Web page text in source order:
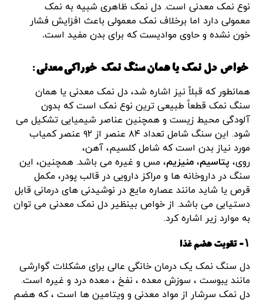
نوع نمک معدنی است. دل نمک ظاهری شبیه به نمک
معمولی دارد اما برخلاف نمک معمولی باعث افزایش فشار
خون نشده و حاوی موادیست که برای بدن مفید است.
خواص دل نمک یا همان سنگ نمک خوراکی معدنی :
همانطور که قبلاً نیز اشاره شد، دل نمک معدنی یا همان
سنگ نمک قطعاً طبیعی ترین نوع نمک است که بدون
آلودگی محیط زیست و همچنین عناصر شیمیایی تشکیل می
شود. این سنگ شامل تعداد ۸۴ عنصر از ۹۲ عنصر کمیاب
مورد نیاز بدن است که شامل کلسیم، آهن،
روی، پتاسیم،منیزیم، مس و غیره می باشد. همچنین، این
سنگ در داروخانه ها و مراکز دارویی در قالب پودر، مکمل
قرص یا شاید مانند عصاره مایع در نوشیدنی های درمانی قابل
دستیابی می باشد. از خواص بینظیر دل نمک معدنی می توان
به موارد زیر اشاره کرد.
۱- تقویت هضم غذا
دل سنگ نمک یک درمان خانگی عالی برای مشکلات گوارشی
مانند یبوست ، سوزش معده ، نفخ ، معده درد و غیره است.
دل نمک سرشار از مواد معدنی و ویتامین ها است ، که هضم